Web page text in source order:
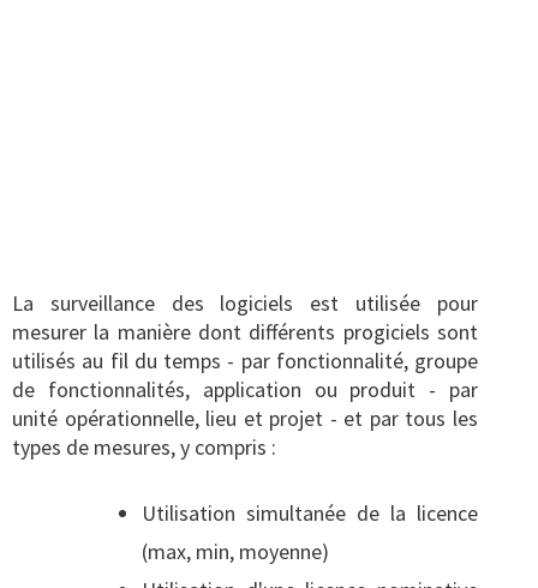
La surveillance des logiciels est utilisée pour
mesurer la manière dont différents progiciels sont
utilisés au fil du temps - par fonctionnalité, groupe
de fonctionnalités, application ou produit - par
unité opérationnelle, lieu et projet - et par tous les
types de mesures, y compris :
Utilisation simultanée de la licence
(max, min, moyenne)